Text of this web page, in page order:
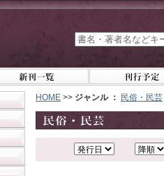
HOME >> ジャンル ： 民俗・民芸